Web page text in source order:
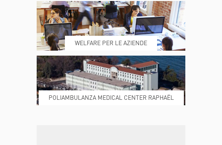
REFERTI REPARTI
DONA ORA MAGAZINE
WELFARE PER LE AZIENDE
POLIAMBULANZA MEDICAL CENTER RAPHAËL